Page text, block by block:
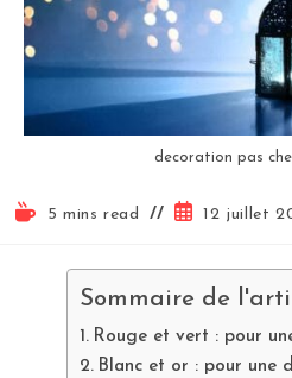
decoration pas
5 mins read 12 juillet
Sommaire de
Rouge et vert : pour
Blanc et or : pour une